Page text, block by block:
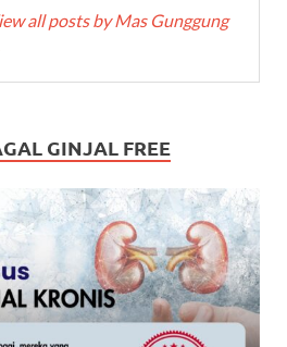
all posts by Mas Gunggung
GINJAL FREE